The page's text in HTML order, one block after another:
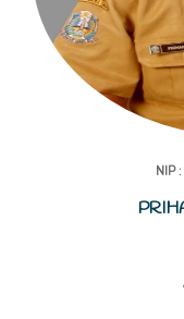
NIP